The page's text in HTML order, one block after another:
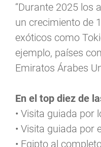
“Durante 2025 los
un crecimiento de
exóticos como
ejemplo, países
Emiratos Árabes
En el top diez de
• Visita guiada por
• Visita guiada por
• Egipto al